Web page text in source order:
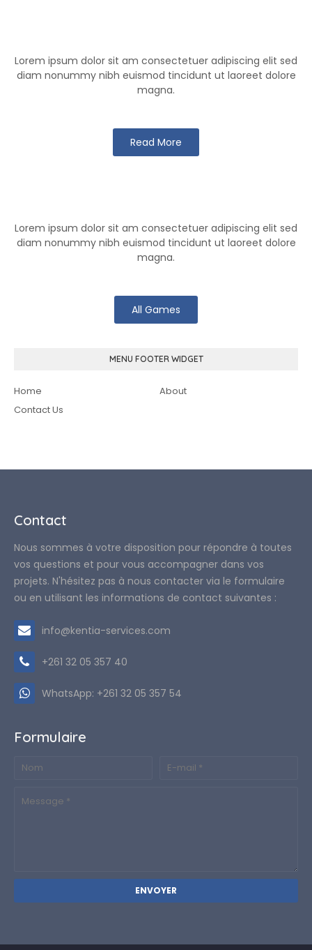
Lorem ipsum dolor sit am consectetuer adipiscing elit sed
diam nonummy nibh euismod tincidunt ut laoreet dolore
magna.
Read More
Lorem ipsum dolor sit am consectetuer adipiscing elit sed
diam nonummy nibh euismod tincidunt ut laoreet dolore
magna.
All Games
MENU FOOTER WIDGET
Home
About
Contact Us
Contact
Nous sommes à votre disposition pour répondre à toutes
vos questions et pour vous accompagner dans vos
projets. N'hésitez pas à nous contacter via le formulaire
ou en utilisant les informations de contact suivantes :
info@kentia-services.com
+261 32 05 357 40
WhatsApp: +261 32 05 357 54
Formulaire